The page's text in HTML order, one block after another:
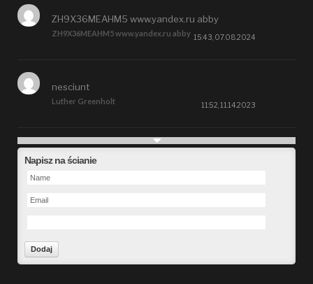
ZH9X36MEAHM5 www.yandex.ru abby
ZH9X36MEAHM5 www.yandex.ru abby
15:43, 07.08.2024
Luther Greenholt
nesciunt
11:52, 11.14.2023
Future
Napisz na ścianie